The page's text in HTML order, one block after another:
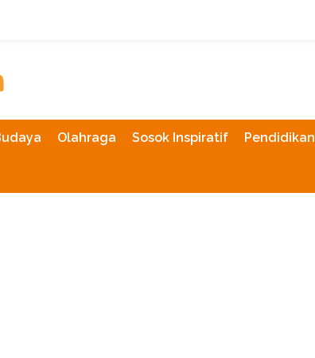
Olahraga Sosok Inspiratif Pendidikan